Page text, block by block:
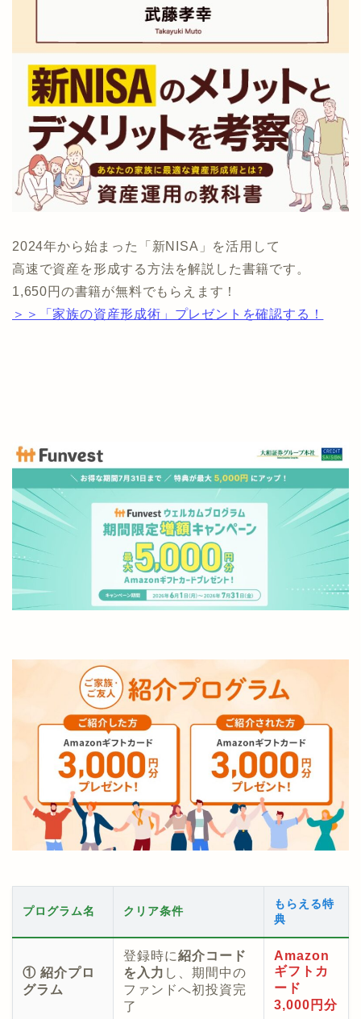
2024年から始まった「新NISA」を活用して
高速で資産を形成する方法を解説した書籍です。
1,650円の書籍が無料でもらえます！
＞＞「家族の資産形成術」プレゼントを確認する！
プログラム名 クリア条件
もらえる特
典
① 紹介プロ
グラム
登録時に紹介コード
を入力 し、期間中の
ファンドへ初投資完
了
Amazon
ギフトカ
ード
3,000円分